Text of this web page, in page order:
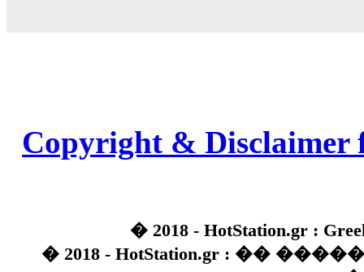
Copyright & Disclaimer
� 2018 - HotStation.gr :
� 2018 - HotStation.gr : ��